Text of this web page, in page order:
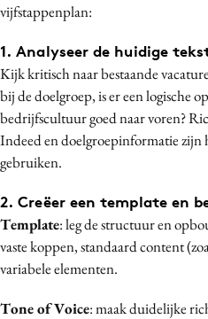
vijfstappenplan:
1. Analyseer de huidige
Kijk kritisch naar bestaande
bij de doelgroep, is er een logische
bedrijfscultuur goed naar voren?
Indeed en doelgroepinformatie zijn
gebruiken.
2. Creëer een template en
Template: leg de structuur en
vaste koppen, standaard content
variabele elementen.
Tone of Voice: maak duidelijke